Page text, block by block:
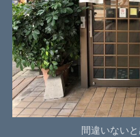
間違いない